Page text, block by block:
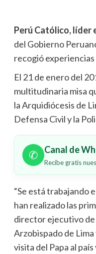
Perú Católico, líder
del Gobierno
recogió
El 21 de enero del
multitudinaria misa
la Arquidiócesis de
Defensa Civil y la
✆ Canal de
Recibe gratis
“Se está trabajando
han realizado las
director ejecutivo de
Arzobispado de
visita del Papa al